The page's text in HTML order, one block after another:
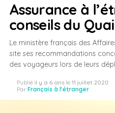
Assurance à
conseils du
Le ministère français des
site ses recommandations
des voyageurs lors de leurs
Publié il y a 6 ans le 11 juillet 2020
Par Français à l'étranger